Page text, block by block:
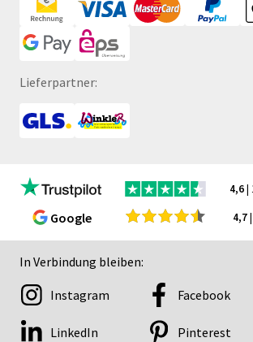
Lieferpartner:
4,6|
Google 4,7|
In Verbindung bleiben:
Instagram Facebook
LinkedIn Pinterest